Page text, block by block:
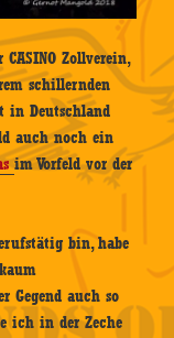
Zollverein,
schillernden
in Deutschland
auch noch ein
im Vorfeld vor der
bin, habe
Gegend auch so
ich in der Zeche